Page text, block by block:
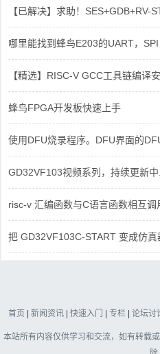
【已解决】求助！SES+GDB+RV-
哪里能找到蜂鸟E203的UART，SPI
【精选】RISC-V GCC工具链编译
蜂鸟FPGA开发板快速上手
使用DFU烧录程序。DFU界面的
GD32VF103视频系列，持续更新中
risc-v 汇编函数与C语言函数相互调
把 GD32VF103C-START 变成仿真
首页 | 新闻资讯 | 快速入门 | 专栏 | 论坛讨
本站所有内容仅供学习和交流，如有转载